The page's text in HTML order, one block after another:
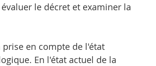
le décret et examiner la
en compte de l'état
En l'état actuel de la